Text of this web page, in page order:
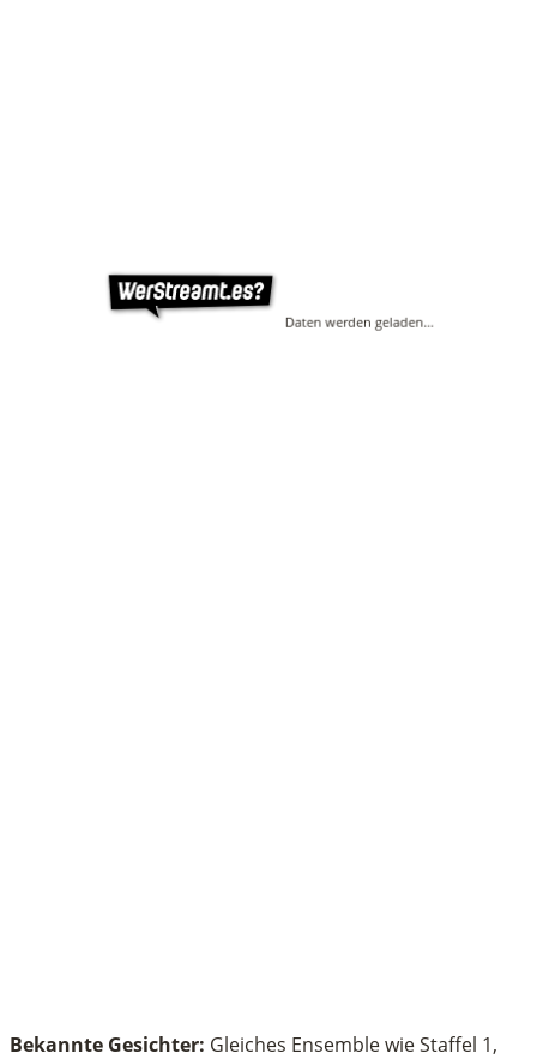
Daten werden geladen…
Bekannte Gesichter: Gleiches Ensemble wie Staffel 1,